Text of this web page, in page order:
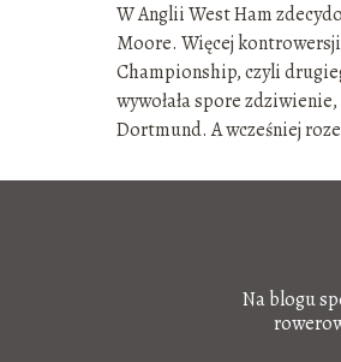
W Anglii West Ham
Moore. Więcej
Championship, czyli
wywołała spore
Dortmund. A wcześniej
Na blogu